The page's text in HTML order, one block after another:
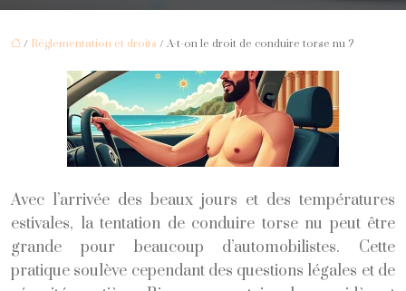
/ Réglementation et droits / A-t-on le droit de conduire torse nu ?
Avec l’arrivée des beaux jours et des températures
estivales, la tentation de conduire torse nu peut être
grande pour beaucoup d’automobilistes. Cette
pratique soulève cependant des questions légales et de